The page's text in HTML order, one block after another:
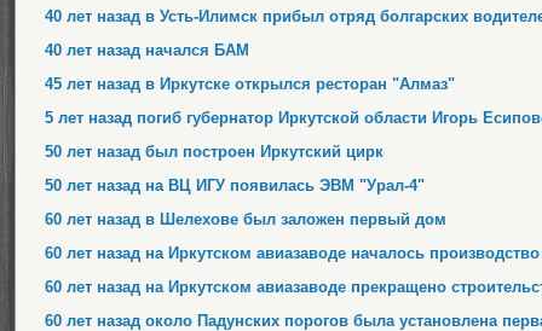
40 лет назад в Усть-Илимск прибыл отряд болгарских
40 лет назад начался БАМ
45 лет назад в Иркутске открылся ресторан "Алмаз"
5 лет назад погиб губернатор Иркутской области Игорь
50 лет назад был построен Иркутский цирк
50 лет назад на ВЦ ИГУ появилась ЭВМ "Урал-4"
60 лет назад в Шелехове был заложен первый дом
60 лет назад на Иркутском авиазаводе началось
60 лет назад на Иркутском авиазаводе прекращено
60 лет назад около Падунских порогов была установлена